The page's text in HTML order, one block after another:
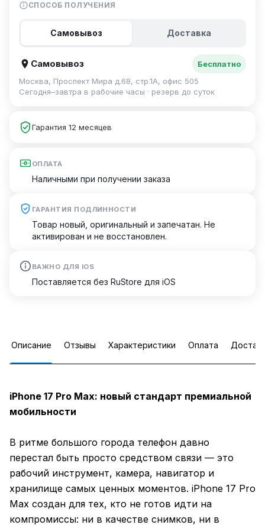
СПОСОБ ПОЛУЧЕНИЯ
Самовывоз Доставка
Самовывоз
Бесплатно
Москва, Проспект Мира д.68, стр.1А, офис 505
Сегодня–завтра в рабочие часы · резерв до суток
Гарантия 12 месяцев
ОПЛАТА
Наличными при получении заказа
ГАРАНТИЯ ПОДЛИННОСТИ
Товар новый, оригинальный и запечатан. Не
активирован и не восстановлен.
ВАЖНО ДЛЯ IOS
Поставляется без RuStore для iOS
Описание Отзывы Характеристики Оплата
iPhone 17 Pro Max: новый стандарт премиальной
мобильности
В ритме большого города телефон давно
перестал быть просто средством связи — это
рабочий инструмент, камера, навигатор и
хранилище самых ценных моментов. iPhone 17 Pro
Max создан для тех, кто не готов идти на
компромиссы: ни в качестве снимков, ни в